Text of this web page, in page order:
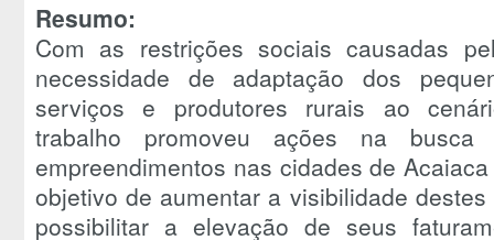
Resumo:
Com as restrições sociais causadas
necessidade de adaptação dos
serviços e produtores rurais ao
trabalho promoveu ações na
empreendimentos nas cidades de
objetivo de aumentar a visibilidade
possibilitar a elevação de seus